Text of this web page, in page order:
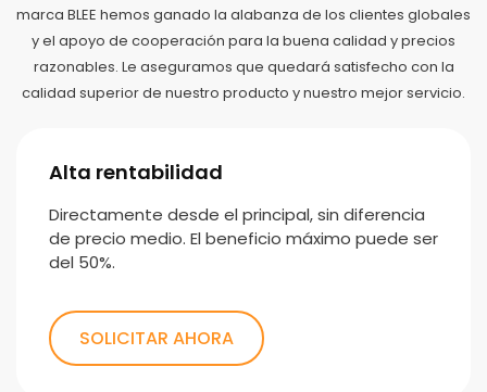
marca BLEE hemos ganado la alabanza de los clientes globales
y el apoyo de cooperación para la buena calidad y precios
razonables. Le aseguramos que quedará satisfecho con la
calidad superior de nuestro producto y nuestro mejor servicio.
Alta rentabilidad
Directamente desde el principal, sin diferencia
de precio medio. El beneficio máximo puede ser
del 50%.
SOLICITAR AHORA